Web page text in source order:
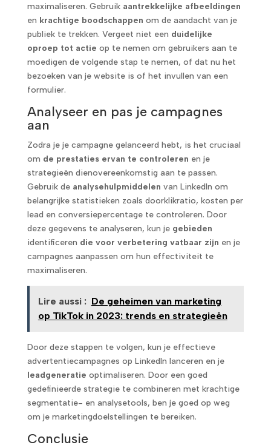
maximaliseren. Gebruik aantrekkelijke afbeeldingen
en krachtige boodschappen om de aandacht van je
publiek te trekken. Vergeet niet een duidelijke
oproep tot actie op te nemen om gebruikers aan te
moedigen de volgende stap te nemen, of dat nu het
bezoeken van je website is of het invullen van een
formulier.
Analyseer en pas je campagnes
aan
Zodra je je campagne gelanceerd hebt, is het cruciaal
om de prestaties ervan te controleren en je
strategieën dienovereenkomstig aan te passen.
Gebruik de analysehulpmiddelen van LinkedIn om
belangrijke statistieken zoals doorklikratio, kosten per
lead en conversiepercentage te controleren. Door
deze gegevens te analyseren, kun je gebieden
identificeren die voor verbetering vatbaar zijn en je
campagnes aanpassen om hun effectiviteit te
maximaliseren.
Lire aussi : De geheimen van marketing
op TikTok in 2023: trends en strategieën
Door deze stappen te volgen, kun je effectieve
advertentiecampagnes op LinkedIn lanceren en je
leadgeneratie optimaliseren. Door een goed
gedefinieerde strategie te combineren met krachtige
segmentatie- en analysetools, ben je goed op weg
om je marketingdoelstellingen te bereiken.
Conclusie